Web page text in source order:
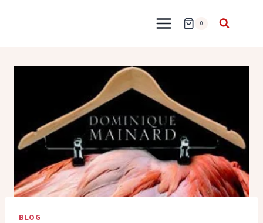
0
BLOG